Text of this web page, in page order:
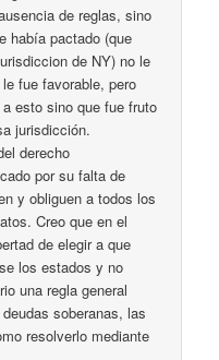
de reglas, sino
había pactado (que
de NY) no le
fue favorable, pero
esto sino que fue fruto
jurisdicción.
derecho
por su falta de
y obliguen a todos los
Creo que en el
de elegir a que
los estados y no
una regla general
soberanas, las
resolverlo mediante